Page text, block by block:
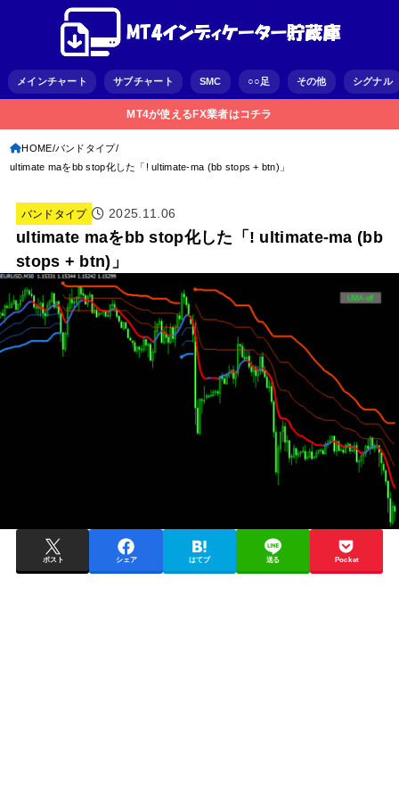
メインチャート サブチャート SMC ○○足 その他 シグナル
MT4が使えるFX業者はコチラ
HOME バンドタイプ
ultimate maをbb stop化した「! ultimate-ma (bb stops + btn)」
バンドタイプ 2025.11.06
ultimate maをbb stop化した「! ultimate-ma (bb
stops + btn)」
ポスト シェア はてブ 送る Pocket